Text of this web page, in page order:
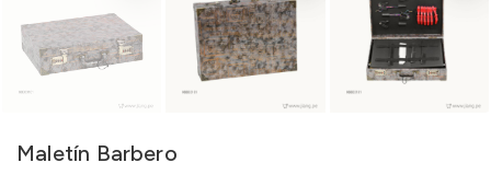
Maletín Barbero